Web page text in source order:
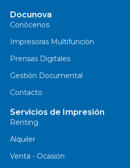
Docunova
Conócenos
Impresoras Multifunción
Prensas Digitales
Gestión Documental
Contacto
Servicios de Impresión
Renting
Alquiler
Venta - Ocasión